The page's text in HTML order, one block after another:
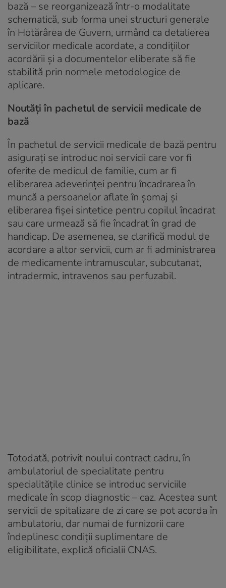
bază – se reorganizează într-o modalitate
schematică, sub forma unei structuri generale
în Hotărârea de Guvern, urmând ca detalierea
serviciilor medicale acordate, a condiţiilor
acordării şi a documentelor eliberate să fie
stabilită prin normele metodologice de
aplicare.
Noutăți în pachetul de servicii medicale de
bază
În pachetul de servicii medicale de bază pentru
asiguraţi se introduc noi servicii care vor fi
oferite de medicul de familie, cum ar fi
eliberarea adeverinţei pentru încadrarea în
muncă a persoanelor aflate în şomaj şi
eliberarea fişei sintetice pentru copilul încadrat
sau care urmează să fie încadrat în grad de
handicap. De asemenea, se clarifică modul de
acordare a altor servicii, cum ar fi administrarea
de medicamente intramuscular, subcutanat,
intradermic, intravenos sau perfuzabil.
Totodată, potrivit noului contract cadru, în
ambulatoriul de specialitate pentru
specialităţile clinice se introduc serviciile
medicale în scop diagnostic – caz. Acestea sunt
servicii de spitalizare de zi care se pot acorda în
ambulatoriu, dar numai de furnizorii care
îndeplinesc condiţii suplimentare de
eligibilitate, explică oficialii CNAS.